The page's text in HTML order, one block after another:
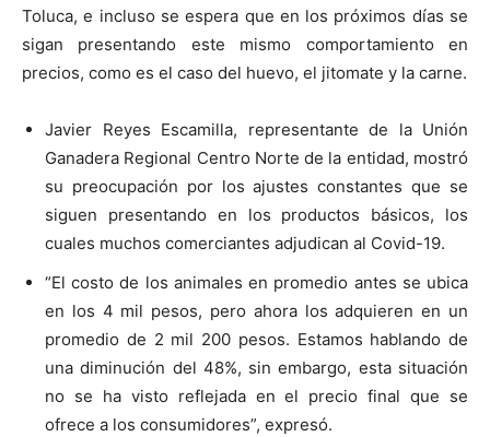
Toluca, e incluso se espera que en los próximos días se
sigan presentando este mismo comportamiento en
precios, como es el caso del huevo, el jitomate y la carne.
Javier Reyes Escamilla, representante de la Unión
Ganadera Regional Centro Norte de la entidad, mostró
su preocupación por los ajustes constantes que se
siguen presentando en los productos básicos, los
cuales muchos comerciantes adjudican al Covid-19.
“El costo de los animales en promedio antes se ubica
en los 4 mil pesos, pero ahora los adquieren en un
promedio de 2 mil 200 pesos. Estamos hablando de
una diminución del 48%, sin embargo, esta situación
no se ha visto reflejada en el precio final que se
ofrece a los consumidores”, expresó.